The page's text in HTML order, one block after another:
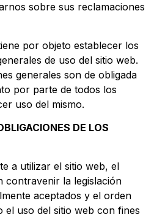
sobre sus reclamaciones
por objeto establecer los
de uso del sitio web.
generales son de obligada
por parte de todos los
uso del mismo.
DE LOS
a utilizar el sitio web, el
contravenir la legislación
aceptados y el orden
el uso del sitio web con fines